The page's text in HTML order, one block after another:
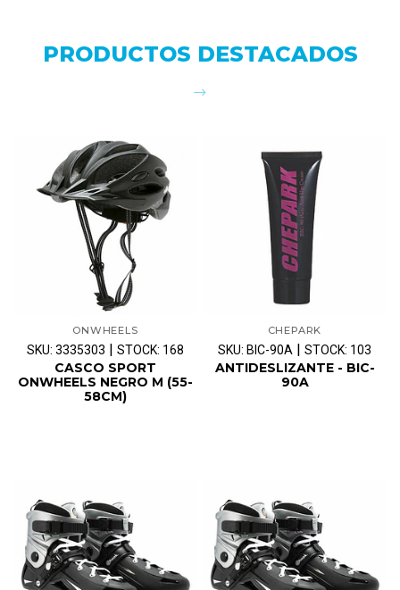
PRODUCTOS DESTACADOS
ONWHEELS
SKU: 3335303 | STOCK: 168
CASCO SPORT
ONWHEELS NEGRO M (55-
58CM)
CHEPARK
SKU: BIC-90A | STOCK: 103
ANTIDESLIZANTE - BIC-
90A